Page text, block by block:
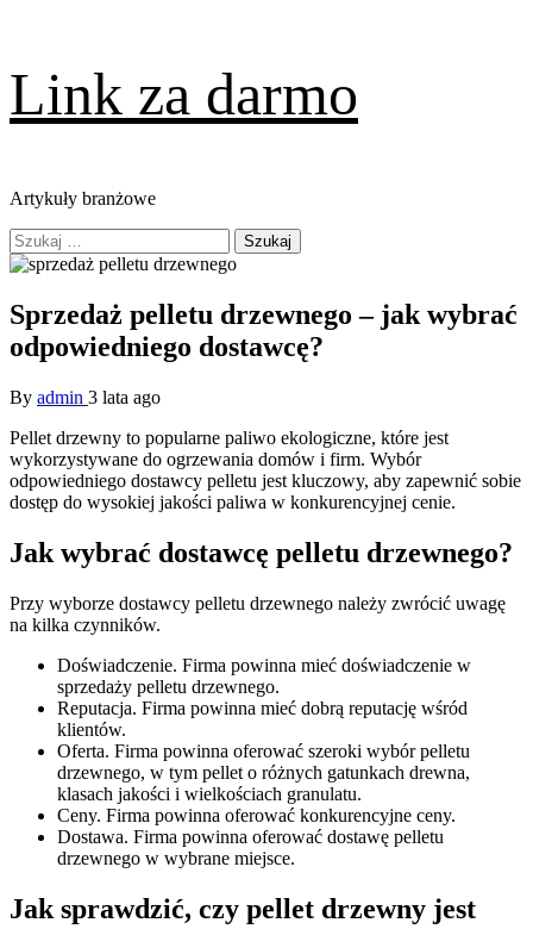
content
Link za darmo
Artykuły branżowe
Primary
Menu
Szukaj:
Sprzedaż pelletu drzewnego – jak wybrać
odpowiedniego dostawcę?
By admin 3 lata ago
Pellet drzewny to popularne paliwo ekologiczne, które jest
wykorzystywane do ogrzewania domów i firm. Wybór
odpowiedniego dostawcy pelletu jest kluczowy, aby zapewnić sobie
dostęp do wysokiej jakości paliwa w konkurencyjnej cenie.
Jak wybrać dostawcę pelletu drzewnego?
Przy wyborze dostawcy pelletu drzewnego należy zwrócić uwagę
na kilka czynników.
Doświadczenie. Firma powinna mieć doświadczenie w
sprzedaży pelletu drzewnego.
Reputacja. Firma powinna mieć dobrą reputację wśród
klientów.
Oferta. Firma powinna oferować szeroki wybór pelletu
drzewnego, w tym pellet o różnych gatunkach drewna,
klasach jakości i wielkościach granulatu.
Ceny. Firma powinna oferować konkurencyjne ceny.
Dostawa. Firma powinna oferować dostawę pelletu
drzewnego w wybrane miejsce.
Jak sprawdzić, czy pellet drzewny jest